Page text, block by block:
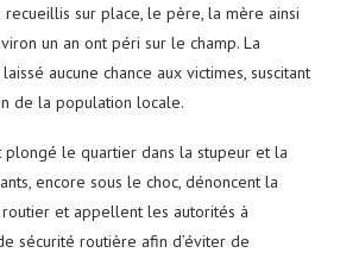
sur place, le père, la mère ainsi
un an ont péri sur le champ. La
aucune chance aux victimes, suscitant
de la population locale.
plongé le quartier dans la stupeur et la
encore sous le choc, dénoncent la
et appellent les autorités à
sécurité routière afin d’éviter de